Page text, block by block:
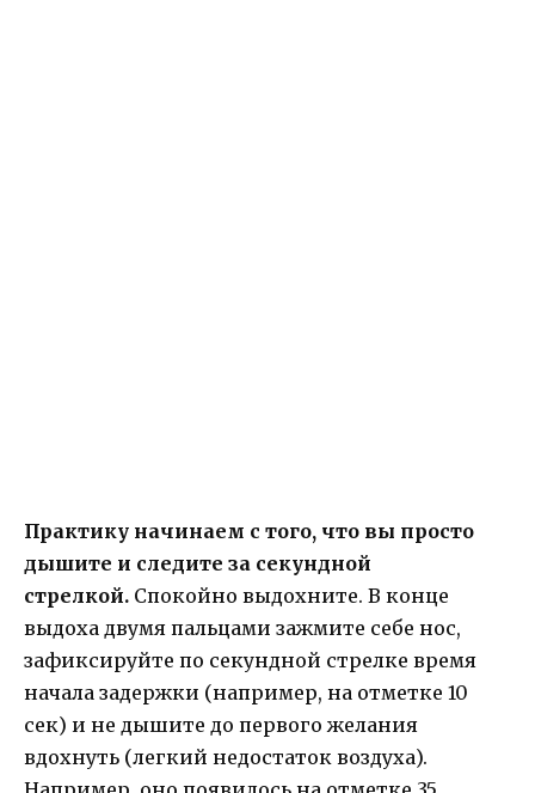
Практику начинаем с того, что вы просто
дышите и следите за секундной
стрелкой. Спокойно выдохните. В конце
выдоха двумя пальцами зажмите себе нос,
зафиксируйте по секундной стрелке время
начала задержки (например, на отметке 10
сек) и не дышите до первого желания
вдохнуть (легкий недостаток воздуха).